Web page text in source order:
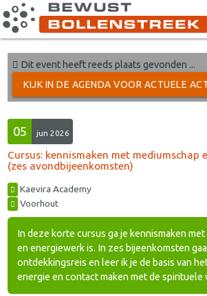
Dit event heeft reeds plaats gevonden ...
KIJK IN DE AGENDA VOOR ACTUELE
05 jun 2026
Cursus: kennismaken met mediumschap
(zes avondbijeenkomsten)
Kaevira Academy
Voorhout
In deze korte cursus ga je kennismaken
en energiewerk is. In zes bijeenkomsten
ontdekkingsreis en leer ik je de basis van
energie en contact maken met de spirituele